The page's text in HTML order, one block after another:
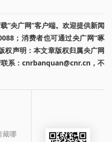
“央广网”客户端。欢迎提供新闻
；消费者也可通过央广网“啄
权声明：本文章版权归属央广网
系：cnrbanquan@cnr.cn，不
藏哪